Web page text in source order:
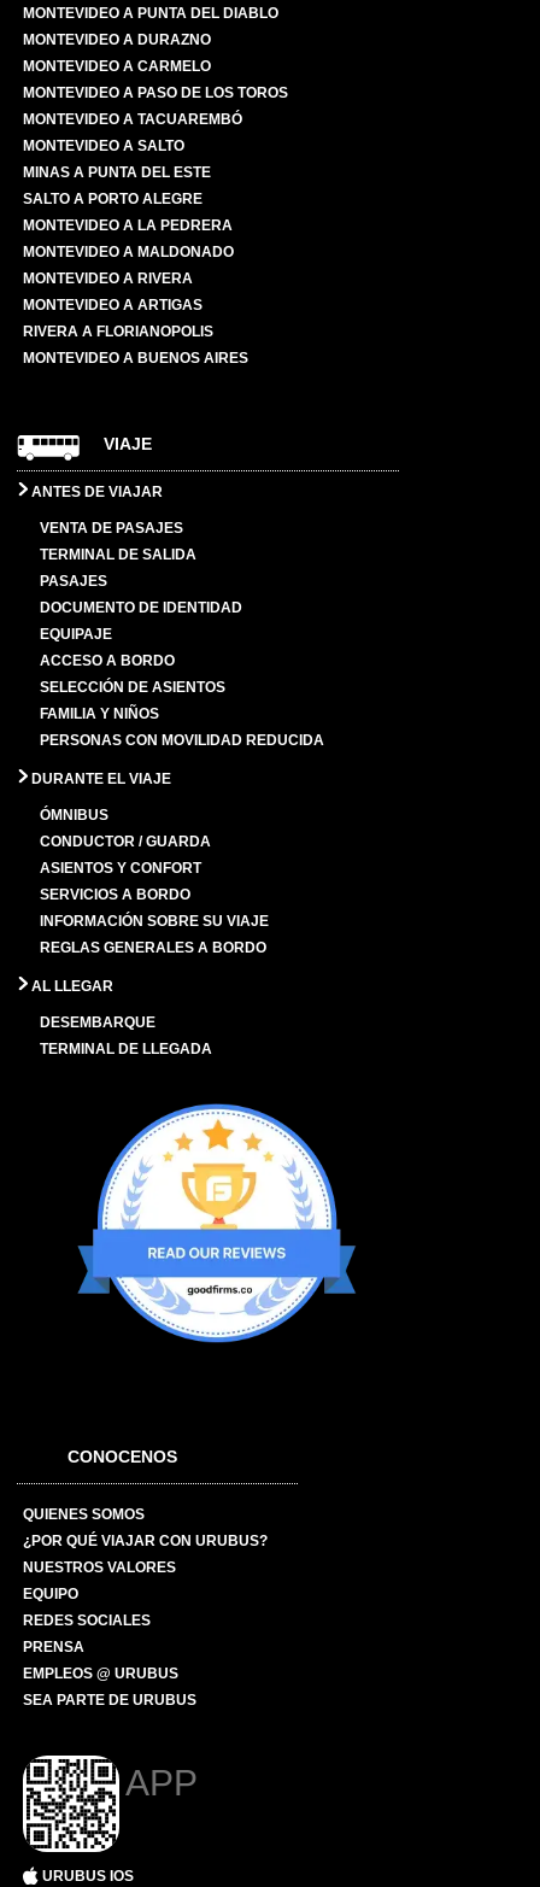
MONTEVIDEO A PUNTA DEL DIABLO
MONTEVIDEO A DURAZNO
MONTEVIDEO A CARMELO
MONTEVIDEO A PASO DE LOS TOROS
MONTEVIDEO A TACUAREMBÓ
MONTEVIDEO A SALTO
MINAS A PUNTA DEL ESTE
SALTO A PORTO ALEGRE
MONTEVIDEO A LA PEDRERA
MONTEVIDEO A MALDONADO
MONTEVIDEO A RIVERA
MONTEVIDEO A ARTIGAS
RIVERA A FLORIANOPOLIS
MONTEVIDEO A BUENOS AIRES
VIAJE
ANTES DE VIAJAR
VENTA DE PASAJES
TERMINAL DE SALIDA
PASAJES
DOCUMENTO DE IDENTIDAD
EQUIPAJE
ACCESO A BORDO
SELECCIÓN DE ASIENTOS
FAMILIA Y NIÑOS
PERSONAS CON MOVILIDAD REDUCIDA
DURANTE EL VIAJE
ÓMNIBUS
CONDUCTOR / GUARDA
ASIENTOS Y CONFORT
SERVICIOS A BORDO
INFORMACIÓN SOBRE SU VIAJE
REGLAS GENERALES A BORDO
AL LLEGAR
DESEMBARQUE
TERMINAL DE LLEGADA
CONOCENOS
QUIENES SOMOS
¿POR QUÉ VIAJAR CON URUBUS?
NUESTROS VALORES
EQUIPO
REDES SOCIALES
PRENSA
EMPLEOS @ URUBUS
SEA PARTE DE URUBUS
APP
URUBUS IOS